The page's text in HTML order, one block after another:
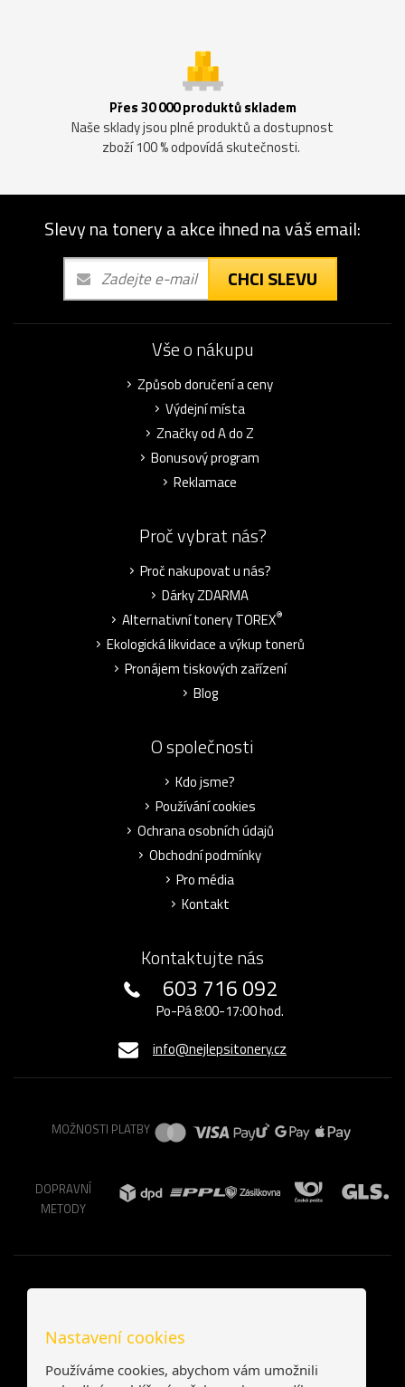
Přes 30 000 produktů skladem
Naše sklady jsou plné produktů a dostupnost
zboží 100 % odpovídá skutečnosti.
Slevy na tonery a akce ihned na váš email:
CHCI SLEVU
Vše o nákupu
Způsob doručení a ceny
Výdejní místa
Značky od A do Z
Bonusový program
Reklamace
Proč vybrat nás?
Proč nakupovat u nás?
Dárky ZDARMA
Alternativní tonery TOREX®
Ekologická likvidace a výkup tonerů
Pronájem tiskových zařízení
Blog
O společnosti
Kdo jsme?
Používání cookies
Ochrana osobních údajů
Obchodní podmínky
Pro média
Kontakt
Kontaktujte nás
603 716 092
Po-Pá 8:00-17:00 hod.
info@nejlepsitonery.cz
MOŽNOSTI PLATBY
DOPRAVNÍ
METODY
Nastavení cookies
Používáme cookies, abychom vám umožnili